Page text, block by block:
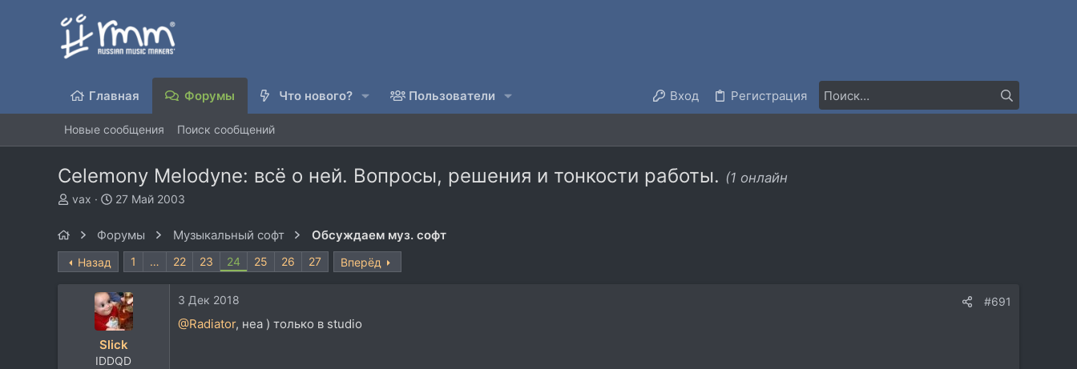
Главная Форумы Что нового? Пользователи Вход Регистрация
Новые сообщения Поиск сообщений
Celemony Melodyne: всё о ней. Вопросы, решения и тонкости работы. (1 онлайн
А
р
т
vax
Д
а
а
ч
а
л
а
27 Май 2003
Форумы Музыкальный софт Обсуждаем муз. софт
Назад 1 … 22 23 24 25 26 27 Вперёд
Slick
IDDQD
3 Дек 2018 #691
@Radiator, неа ) только в studio